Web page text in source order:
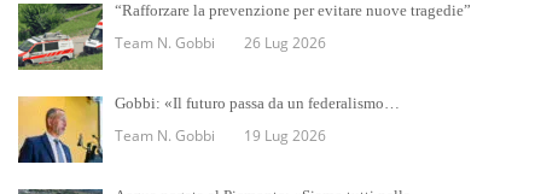
“Rafforzare la prevenzione per evitare nuove tragedie”
Team N. Gobbi 26 Lug 2026
Gobbi: «Il futuro passa da un federalismo…
Team N. Gobbi 19 Lug 2026